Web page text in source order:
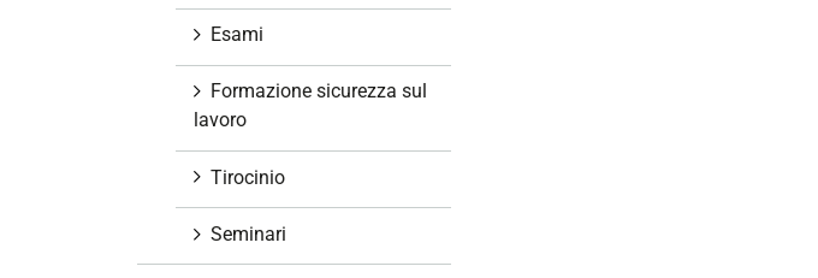
Esami
Formazione sicurezza sul
lavoro
Tirocinio
Seminari